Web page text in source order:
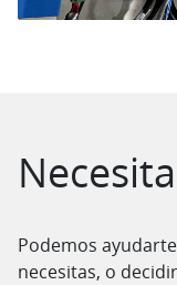
Podemos
necesitas, o